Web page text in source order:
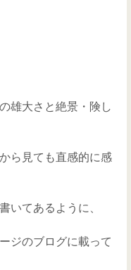
雄大さと絶景・険し
ら見ても直感的に感
いてあるように、
ジのブログに載って